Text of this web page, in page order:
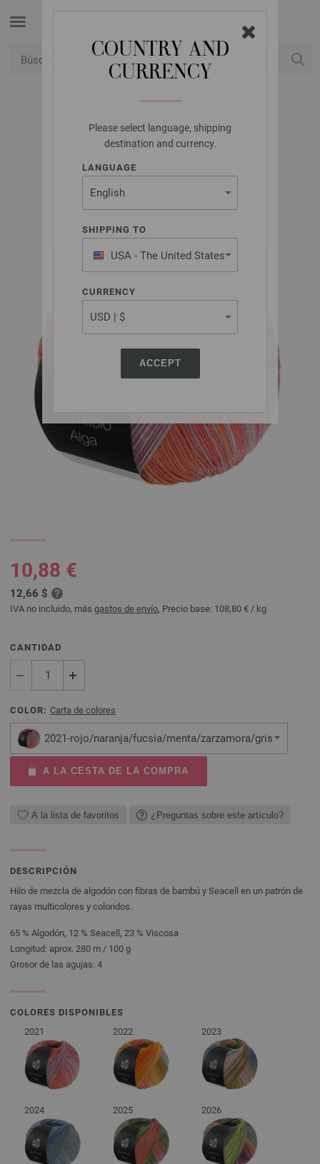
COUNTRY AND
CURRENCY
Please select language, shipping
destination and currency.
LANGUAGE
SHIPPING TO
USA - The United States
of America
CURRENCY
ACCEPT
LANA GROSSA
GOMITOLO ALGA
10,88 €
12,66 $
IVA no incluido, más gastos de envío, Precio base: 108,80 € / kg
CANTIDAD
COLOR: Carta de colores
2021-rojo/naranja/fucsia/menta/zarzamora/gris
A LA CESTA DE LA COMPRA
A la lista de favoritos ¿Preguntas sobre este artículo?
DESCRIPCIÓN
Hilo de mezcla de algodón con fibras de bambú y Seacell en un patrón de
rayas multicolores y coloridos.
65 % Algodón, 12 % Seacell, 23 % Viscosa
Longitud: aprox. 280 m / 100 g
Grosor de las agujas: 4
COLORES DISPONIBLES
2021
2022 2023
2024 2025 2026